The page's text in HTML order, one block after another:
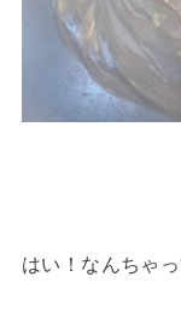
はい！なんちゃ